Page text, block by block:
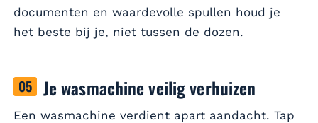
documenten en waardevolle spullen houd je
het beste bij je, niet tussen de dozen.
Je wasmachine veilig verhuizen
Een wasmachine verdient apart aandacht. Tap